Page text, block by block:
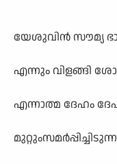
യേശുവിൻ സൗമ്യ
എന്നും വിളങ്ങി
എന്നാത്മ ദേഹം